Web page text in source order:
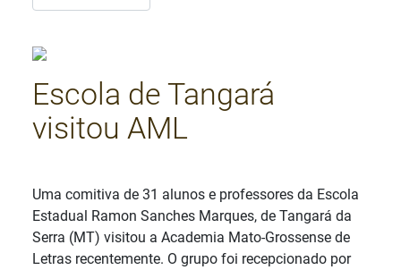
Escola de Tangará
visitou AML
Uma comitiva de 31 alunos e professores da Escola
Estadual Ramon Sanches Marques, de Tangará da
Serra (MT) visitou a Academia Mato-Grossense de
Letras recentemente. O grupo foi recepcionado por